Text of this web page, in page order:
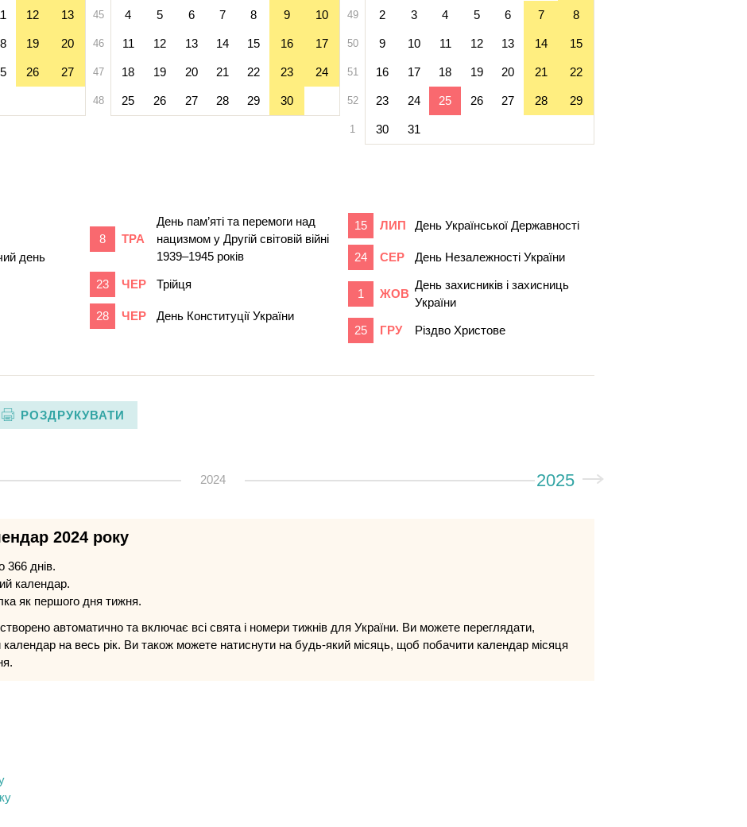
12 13
19 20
26 27
45 4 5 6 7 8 9 10
46 11 12 13 14 15 16 17
47 18 19 20 21 22 23 24
48 25 26 27 28 29 30
49 2 3 4 5 6 7 8
50 9 10 11 12 13 14 15
51 16 17 18 19 20 21 22
52 23 24 25 26 27 28 29
1 30 31
день
8 ТРА
День пам’яті та перемоги над
нацизмом у Другій світовій війні
1939–1945 років
23 ЧЕР Трійця
28 ЧЕР День Конституції України
15 ЛИП День Української Державності
24 СЕР День Незалежності України
1 ЖОВ
День захисників і захисниць
України
25 ГРУ Різдво Христове
РОЗДРУКУВАТИ
2024 2025
2024 року
366 днів.
календар.
як першого дня тижня.
автоматично та включає всі свята і номери тижнів для України. Ви можете переглядати,
на весь рік. Ви також можете натиснути на будь-який місяць, щоб побачити календар місяця